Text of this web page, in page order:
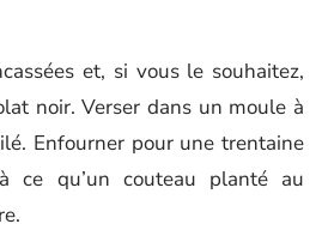
et, si vous le souhaitez,
noir. Verser dans un moule à
Enfourner pour une trentaine
ce qu’un couteau planté au